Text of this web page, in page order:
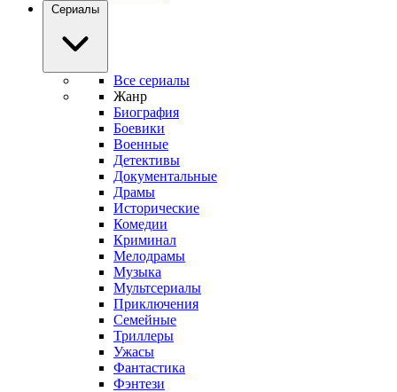
Сериалы
Все сериалы
Жанр
Биография
Боевики
Военные
Детективы
Документальные
Драмы
Исторические
Комедии
Криминал
Мелодрамы
Музыка
Мультсериалы
Приключения
Семейные
Триллеры
Ужасы
Фантастика
Фэнтези